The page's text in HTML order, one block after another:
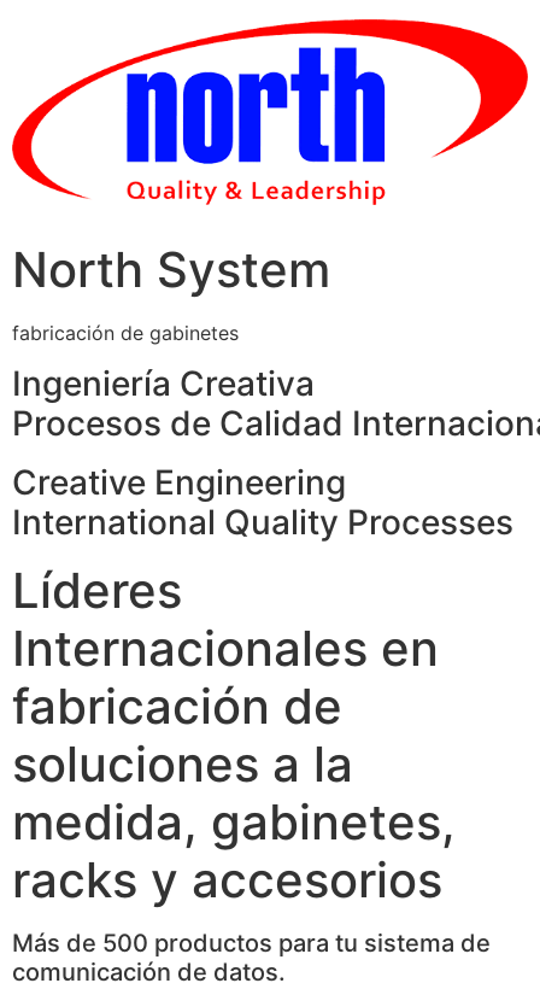
North System
fabricación de gabinetes
Ingeniería Creativa
Procesos de Calidad
Creative Engineering
International Quality Processes
Líderes
Internacionales en
fabricación de
soluciones a la
medida, gabinetes,
racks y accesorios
Más de 500 productos para tu sistema de
comunicación de datos.